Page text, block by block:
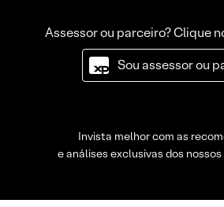
Assessor ou parceiro? Clique
Sou assessor ou
Invista melhor com as
e análises exclusivas dos